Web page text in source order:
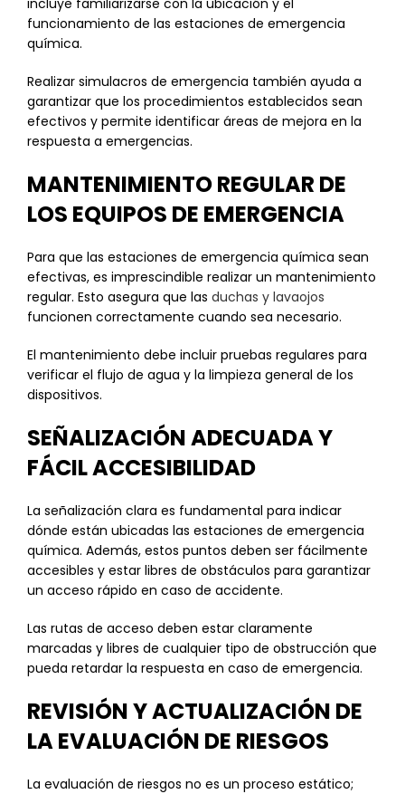
incluye familiarizarse con la ubicación y el
funcionamiento de las estaciones de emergencia
química.
Realizar simulacros de emergencia también ayuda a
garantizar que los procedimientos establecidos sean
efectivos y permite identificar áreas de mejora en la
respuesta a emergencias.
MANTENIMIENTO REGULAR DE
LOS EQUIPOS DE EMERGENCIA
Para que las estaciones de emergencia química sean
efectivas, es imprescindible realizar un mantenimiento
regular. Esto asegura que las duchas y lavaojos
funcionen correctamente cuando sea necesario.
El mantenimiento debe incluir pruebas regulares para
verificar el flujo de agua y la limpieza general de los
dispositivos.
SEÑALIZACIÓN ADECUADA Y
FÁCIL ACCESIBILIDAD
La señalización clara es fundamental para indicar
dónde están ubicadas las estaciones de emergencia
química. Además, estos puntos deben ser fácilmente
accesibles y estar libres de obstáculos para garantizar
un acceso rápido en caso de accidente.
Las rutas de acceso deben estar claramente
marcadas y libres de cualquier tipo de obstrucción que
pueda retardar la respuesta en caso de emergencia.
REVISIÓN Y ACTUALIZACIÓN DE
LA EVALUACIÓN DE RIESGOS
La evaluación de riesgos no es un proceso estático;